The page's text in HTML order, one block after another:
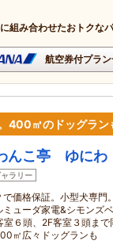
組み合わせたおトクな
航空券付プラ
400㎡のドッグラン
んこ亭 ゆにわ
ラリー
で価格保証。小型犬専門
ミューダ家電&シモンズ
室６頭、2F客室３頭ま
㎡広々ドッグランも